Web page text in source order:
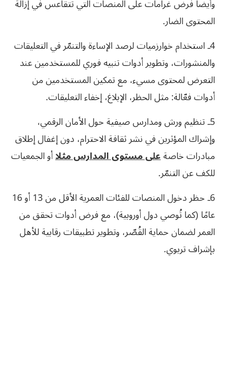
وأيضا فرض غرامات على المنصات التي تتقاعس في إزالة
المحتوى الضار.
4ـ استخدام خوارزميات لرصد الإساءة والتنمّر في التعليقات
والمنشورات، وتطوير أدوات تنبيه فوري للمستخدمين عند
التعرض لمحتوى مسيء، مع تمكين المستخدمين من
أدوات فعّالة: مثل الحظر، الإبلاغ، إخفاء التعليقات.
5ـ تنظيم ورش ومدارس صيفية حول الأمان الرقمي،
وإشراك المؤثرين في نشر ثقافة الاحترام، دون إغفال إطلاق
مبادرات خاصةعلى مستوى المدارس مثلاأو الجمعيات
للكف عن التنمّر.
6ـ حظر دخول المنصات للفئات العمرية الأقل من 13 أو 16
عامًا (كما تُوصي دول أوروبية)، مع فرض أدوات تحقق من
العمر لضمان حماية القُصّر، وتطوير تطبيقات رقابية للأهل
بإشراف تربوي.